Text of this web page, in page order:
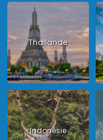
Thailande
Indonésie